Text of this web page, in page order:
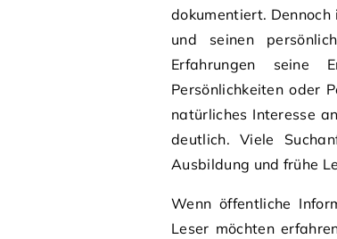
dokumentiert.
und seinen
Erfahrungen seine
Persönlichkeiten oder
natürliches Interesse
deutlich. Viele
Ausbildung und frühe
Wenn öffentliche
Leser möchten